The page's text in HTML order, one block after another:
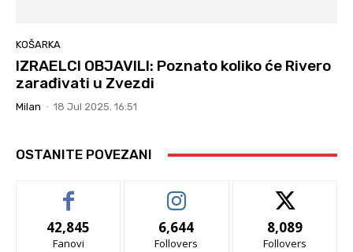
KOŠARKA
IZRAELCI OBJAVILI: Poznato koliko će Rivero
zarađivati u Zvezdi
Milan - 18 Jul 2025. 16:51
OSTANITE POVEZANI
42,845
Fanovi
6,644
Follovers
8,089
Follovers